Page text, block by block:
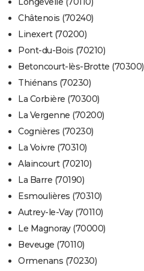
Châtenois (70240)
Linexert (70200)
Pont-du-Bois (70210)
Betoncourt-lès-Brotte (70300)
Thiénans (70230)
La Corbière (70300)
La Vergenne (70200)
Cognières (70230)
La Voivre (70310)
Alaincourt (70210)
La Barre (70190)
Esmoulières (70310)
Autrey-le-Vay (70110)
Le Magnoray (70000)
Beveuge (70110)
Ormenans (70230)